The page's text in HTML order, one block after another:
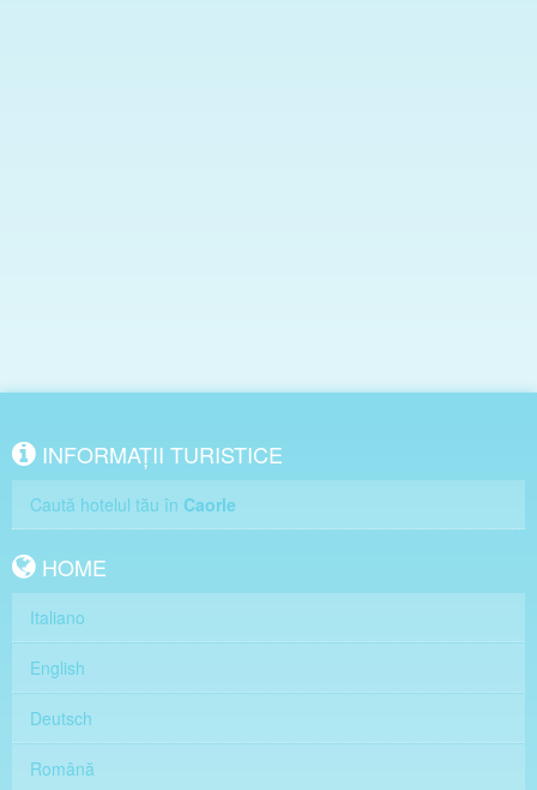
INFORMAȚII TURISTICE
Caută hotelul tău în Caorle
HOME
Italiano
English
Deutsch
Română